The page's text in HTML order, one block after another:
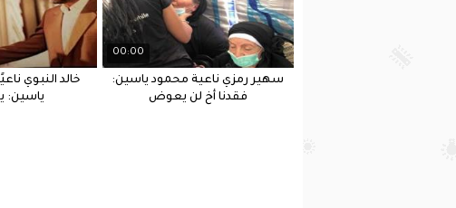
00:00
سهير رمزي ناعية محمود ياسين:
فقدنا أخ لن يعوض
خالد النبوي
ياسين: